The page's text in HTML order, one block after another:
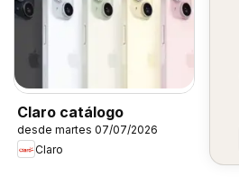
Claro catálogo
desde martes 07/07/2026
Claro